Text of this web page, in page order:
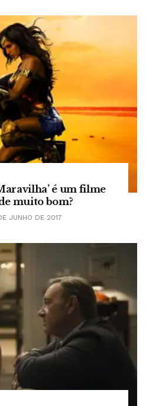
é um filme
muito bom?
JUNHO DE 2017